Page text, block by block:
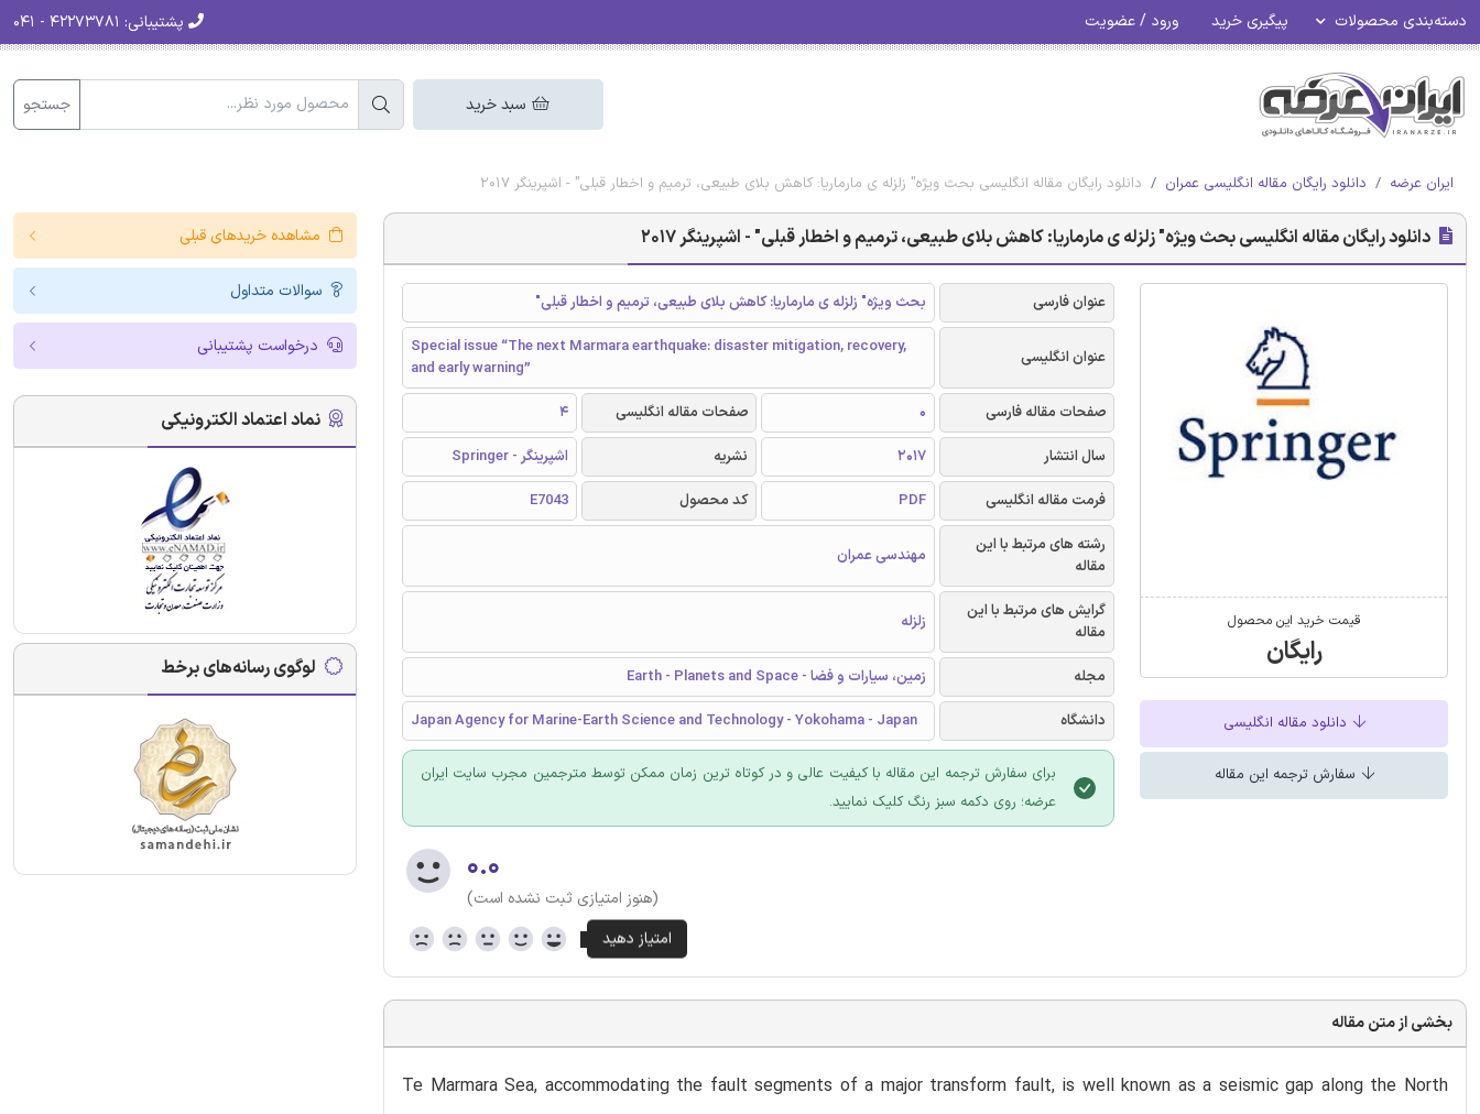
دسته‌بندی محصولات پیگیری خرید ورود / عضویت پشتیبانی:
سبد خرید جستجو
ایران عرضه دانلود رایگان مقاله انگلیسی عمران دانلود رایگان مقاله انگلیسی بحث ویژه" زلزله ی مارماریا: کاهش بلای طبیعی، ترمیم و اخطار قبلی" - اشپرینگر 2017
دانلود رایگان مقاله انگلیسی بحث ویژه" زلزله ی مارماریا: کاهش بلای طبیعی، ترمیم و اخطار قبلی" - اشپرینگر 2017
قیمت خرید این محصول
رایگان
دانلود مقاله انگلیسی
سفارش ترجمه این مقاله
عنوان فارسی بحث ویژه" زلزله ی مارماریا: کاهش بلای طبیعی، ترمیم و اخطار قبلی"
عنوان انگلیسی
Special issue “The next Marmara earthquake: disaster mitigation, recovery,
and early warning”
صفحات مقاله فارسی
0 صفحات مقاله انگلیسی
4
سال انتشار
2017 نشریه
اشپرینگر - Springer
فرمت مقاله انگلیسی
PDF کد محصول
E7043
رشته های مرتبط با این
مقاله
مهندسی عمران
گرایش های مرتبط با این
مقاله
زلزله
مجله
زمین، سیارات و فضا - Earth - Planets and Space
دانشگاه
Japan Agency for Marine-Earth Science and Technology - Yokohama - Japan
برای سفارش ترجمه این مقاله با کیفیت عالی و در کوتاه ترین زمان ممکن توسط مترجمین مجرب سایت ایران
عرضه؛ روی دکمه سبز رنگ کلیک نمایید.
۰.۰
(هنوز امتیازی ثبت نشده است)
بخشی از متن مقاله
Te Marmara Sea, accommodating the fault segments of a major transform fault, is well known as a seismic gap along the North
مشاهده خریدهای قبلی
سوالات متداول
درخواست پشتیبانی
نماد اعتماد الکترونیکی
لوگوی رسانه‌های برخط